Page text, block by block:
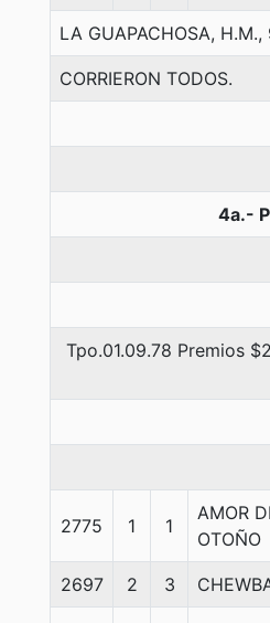
LA GUAPACHOSA,
CORRIERON TODOS.
4a.-
Tpo.01.09.78 Premios
2775 1 1
AMOR
OTOÑO
2697 2 3